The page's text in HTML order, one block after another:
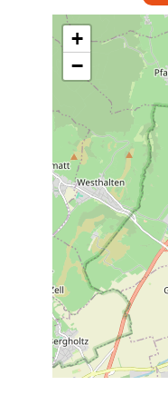
+
−